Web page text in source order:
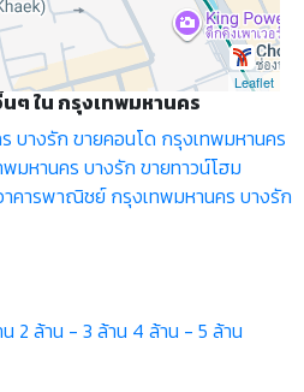
Leaflet
ๆ ใน กรุงเทพมหานคร
บางรัก ขายคอนโด กรุงเทพมหานคร
มหานคร บางรัก ขายทาวน์โฮม
าคารพาณิชย์ กรุงเทพมหานคร บางรัก
2 ล้าน - 3 ล้าน 4 ล้าน - 5 ล้าน